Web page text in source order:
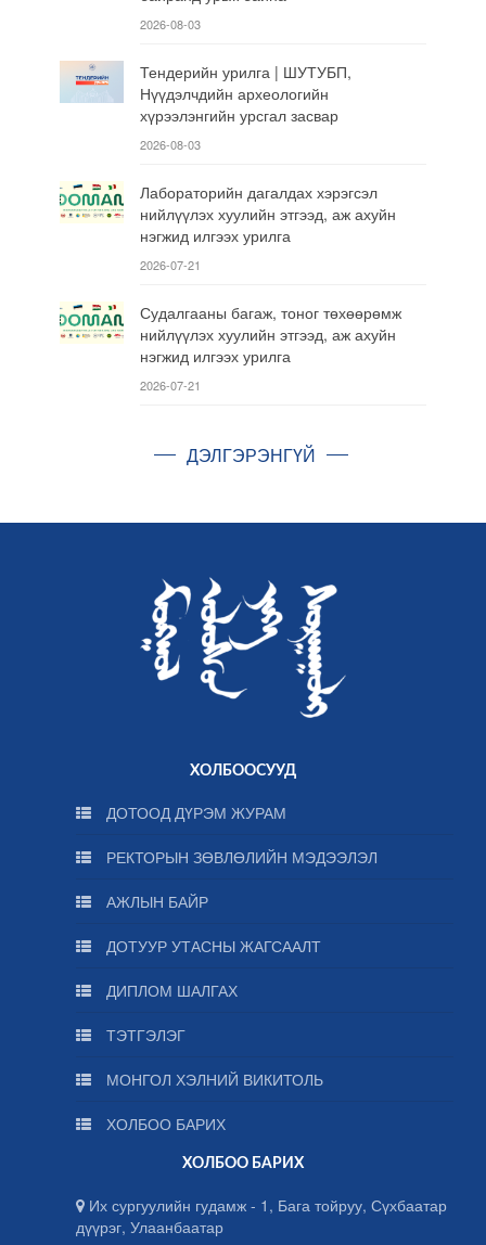
2026-08-03
Тендерийн урилга | ШУТУБП,
Нүүдэлчдийн археологийн
хүрээлэнгийн урсгал засвар
2026-08-03
Лабораторийн дагалдах хэрэгсэл
нийлүүлэх хуулийн этгээд, аж ахуйн
нэгжид илгээх урилга
2026-07-21
Судалгааны багаж, тоног төхөөрөмж
нийлүүлэх хуулийн этгээд, аж ахуйн
нэгжид илгээх урилга
2026-07-21
ДЭЛГЭРЭНГҮЙ
ХОЛБООСУУД
ДОТООД ДҮРЭМ ЖУРАМ
РЕКТОРЫН ЗӨВЛӨЛИЙН МЭДЭЭЛЭЛ
АЖЛЫН БАЙР
ДОТУУР УТАСНЫ ЖАГСААЛТ
ДИПЛОМ ШАЛГАХ
ТЭТГЭЛЭГ
МОНГОЛ ХЭЛНИЙ ВИКИТОЛЬ
ХОЛБОО БАРИХ
ХОЛБОО БАРИХ
Их сургуулийн гудамж - 1, Бага тойруу, Сүхбаатар
дүүрэг, Улаанбаатар